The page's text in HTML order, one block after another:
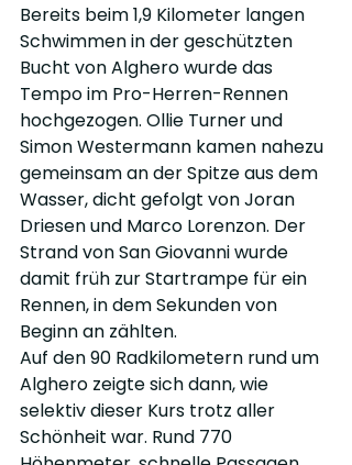
Bereits beim 1,9 Kilometer langen
Schwimmen in der geschützten
Bucht von Alghero wurde das
Tempo im Pro-Herren-Rennen
hochgezogen. Ollie Turner und
Simon Westermann kamen nahezu
gemeinsam an der Spitze aus dem
Wasser, dicht gefolgt von Joran
Driesen und Marco Lorenzon. Der
Strand von San Giovanni wurde
damit früh zur Startrampe für ein
Rennen, in dem Sekunden von
Beginn an zählten.
Auf den 90 Radkilometern rund um
Alghero zeigte sich dann, wie
selektiv dieser Kurs trotz aller
Schönheit war. Rund 770